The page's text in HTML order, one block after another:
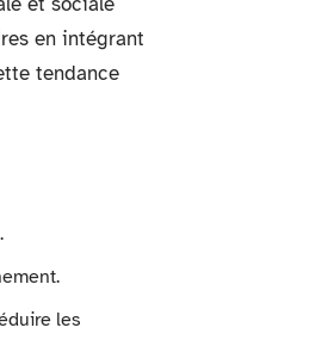
en intégrant
tendance
les